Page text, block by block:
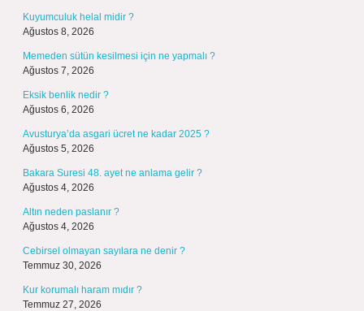
Kuyumculuk helal midir ?
Ağustos 8, 2026
Memeden sütün kesilmesi için ne yapmalı ?
Ağustos 7, 2026
Eksik benlik nedir ?
Ağustos 6, 2026
Avusturya’da asgari ücret ne kadar 2025 ?
Ağustos 5, 2026
Bakara Suresi 48. ayet ne anlama gelir ?
Ağustos 4, 2026
Altın neden paslanır ?
Ağustos 4, 2026
Cebirsel olmayan sayılara ne denir ?
Temmuz 30, 2026
Kur korumalı haram mıdır ?
Temmuz 27, 2026